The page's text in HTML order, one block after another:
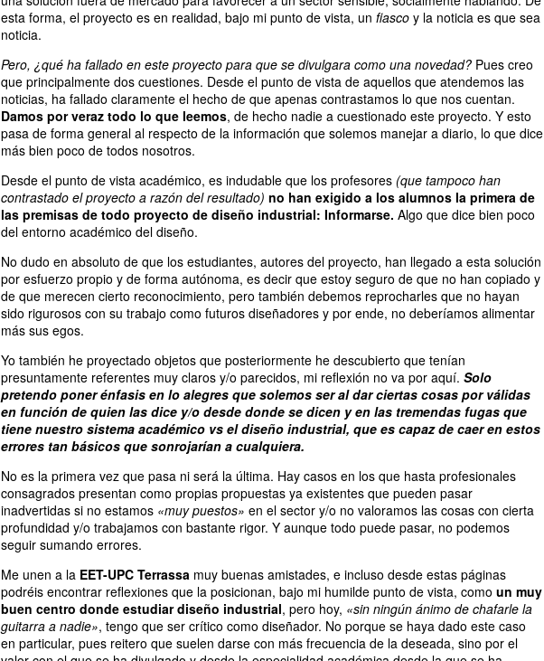
esta forma, el proyecto es en realidad, bajo mi punto de vista, un fiasco y la noticia es que sea
noticia.
Pero, ¿qué ha fallado en este proyecto para que se divulgara como una novedad? Pues creo
que principalmente dos cuestiones. Desde el punto de vista de aquellos que atendemos las
noticias, ha fallado claramente el hecho de que apenas contrastamos lo que nos cuentan.
Damos por veraz todo lo que leemos, de hecho nadie a cuestionado este proyecto. Y esto
pasa de forma general al respecto de la información que solemos manejar a diario, lo que dice
más bien poco de todos nosotros.
Desde el punto de vista académico, es indudable que los profesores (que tampoco han
contrastado el proyecto a razón del resultado) no han exigido a los alumnos la primera de
las premisas de todo proyecto de diseño industrial: Informarse. Algo que dice bien poco
del entorno académico del diseño.
No dudo en absoluto de que los estudiantes, autores del proyecto, han llegado a esta solución
por esfuerzo propio y de forma autónoma, es decir que estoy seguro de que no han copiado y
de que merecen cierto reconocimiento, pero también debemos reprocharles que no hayan
sido rigurosos con su trabajo como futuros diseñadores y por ende, no deberíamos alimentar
más sus egos.
Yo también he proyectado objetos que posteriormente he descubierto que tenían
presuntamente referentes muy claros y/o parecidos, mi reflexión no va por aquí. Solo
pretendo poner énfasis en lo alegres que solemos ser al dar ciertas cosas por válidas
en función de quien las dice y/o desde donde se dicen y en las tremendas fugas que
tiene nuestro sistema académico vs el diseño industrial, que es capaz de caer en estos
errores tan básicos que sonrojarían a cualquiera.
No es la primera vez que pasa ni será la última. Hay casos en los que hasta profesionales
consagrados presentan como propias propuestas ya existentes que pueden pasar
inadvertidas si no estamos «muy puestos» en el sector y/o no valoramos las cosas con cierta
profundidad y/o trabajamos con bastante rigor. Y aunque todo puede pasar, no podemos
seguir sumando errores.
Me unen a la EET-UPC Terrassa muy buenas amistades, e incluso desde estas páginas
podréis encontrar reflexiones que la posicionan, bajo mi humilde punto de vista, como un muy
buen centro donde estudiar diseño industrial, pero hoy, «sin ningún ánimo de chafarle la
guitarra a nadie», tengo que ser crítico como diseñador. No porque se haya dado este caso
en particular, pues reitero que suelen darse con más frecuencia de la deseada, sino por el